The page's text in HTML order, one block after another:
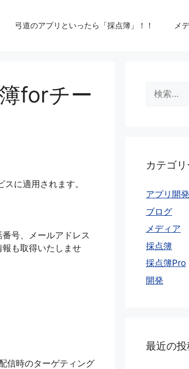
弓道のアプリといったら「採点簿」！！ メ
forチー
に適用されます。
号、メールアドレス
も取得いたしませ
信時のターゲティング
索:
カテゴリ
アプリ開発
ブログ
メディア
採点簿
採点簿Pro
開発
最近の投